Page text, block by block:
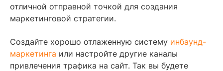
отличной отправной точкой для создания
маркетинговой стратегии.
Создайте хорошо отлаженную систему инбаунд-
маркетинга или настройте другие каналы
привлечения трафика на сайт. Так вы будете